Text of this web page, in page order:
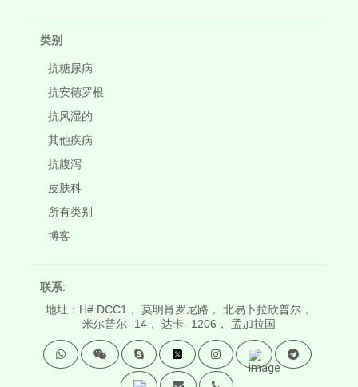
类别
抗糖尿病
抗安德罗根
抗风湿的
其他疾病
抗腹泻
皮肤科
所有类别
博客
联系:
地址：H# DCC1， 莫明肖罗尼路， 北易卜拉欣普尔，
米尔普尔- 14， 达卡- 1206， 孟加拉国